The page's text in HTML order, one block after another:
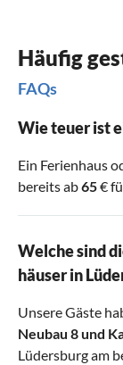
Häufig
FAQs
Wie teuer ist
Ein Ferienhaus
bereits ab65€
Welche sind
häuser in
Unsere Gäste
Neubau 8und
Lüdersburg am